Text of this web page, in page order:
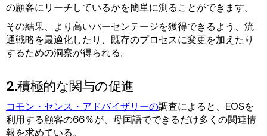
の顧客にリーチしているかを簡単に測ることができます。
その結果、より高いパーセンテージを獲得できるよう、流
通戦略を最適化したり、既存のプロセスに変更を加えたり
するための洞察が得られる。
2.積極的な関与の促進
コモン・センス・アドバイザリーの調査によると、EOSを
利用する顧客の66％が、母国語でできるだけ多くの関連情
報を求めている。